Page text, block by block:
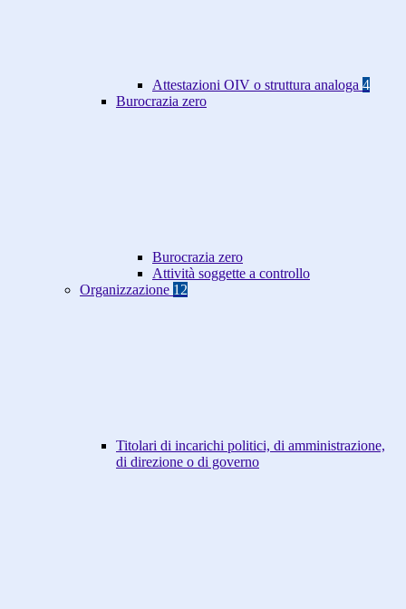
Attestazioni OIV o struttura analoga 4
Burocrazia zero
Burocrazia zero
Attività soggette a controllo
Organizzazione 12
Titolari di incarichi politici, di amministrazione,
di direzione o di governo